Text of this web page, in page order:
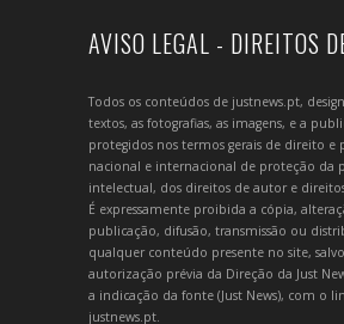
AVISO LEGAL - DIREITOS
Todos os conteúdos de justnews.pt,
textos, as fotografias, as imagens, e a
protegidos nos termos gerais de direito e
nacional e internacional de proteção da
intelectual, dos direitos de autor e
É expressamente proibida a cópia,
publicação, difusão, transmissão ou
qualquer conteúdo presente no site,
autorização prévia da Direção da Just
a indicação da fonte (Just News), com o
justnews.pt.